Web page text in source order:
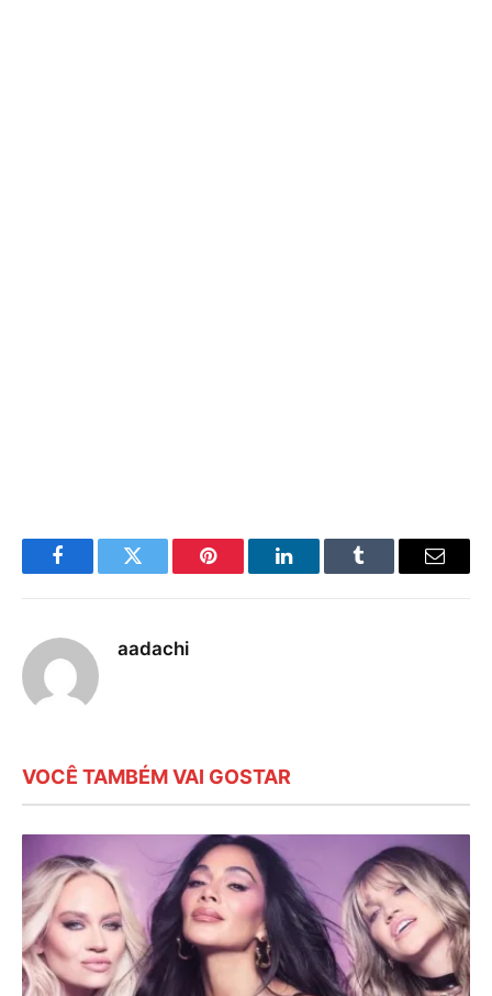
FacebookTwitter Pinterest LinkedInTumblr
E-
aadachi
VOCÊ TAMBÉM VAI GOSTAR